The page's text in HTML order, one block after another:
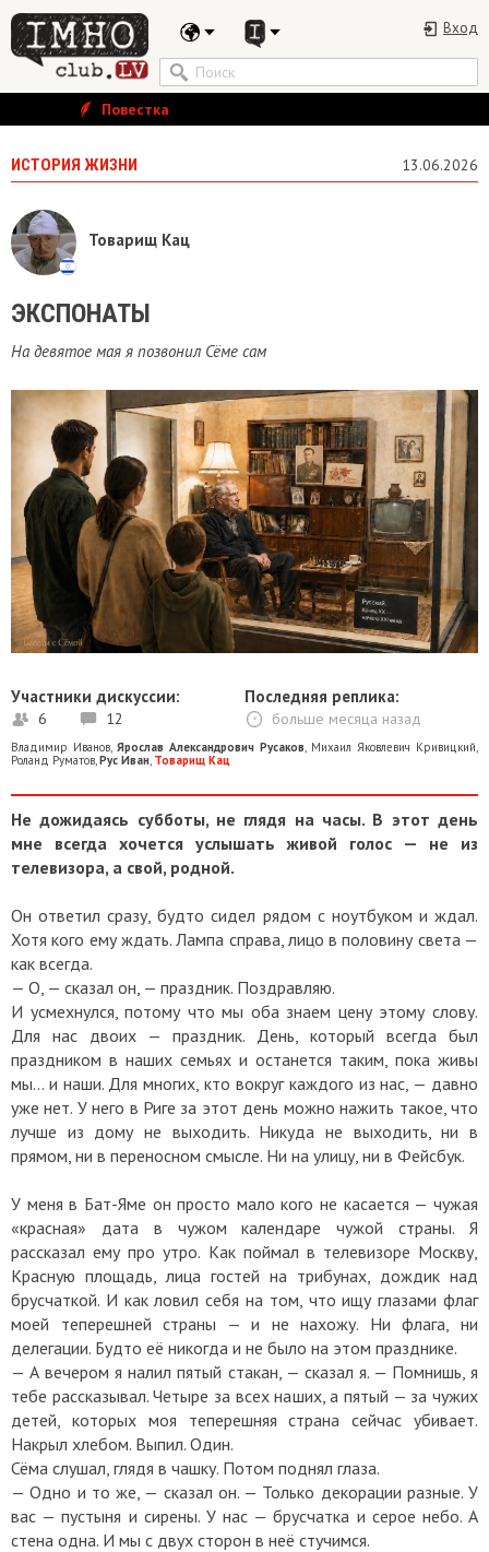
Вход
Повестка
ИСТОРИЯ ЖИЗНИ 13.06.2026
Товарищ Кац
ЭКСПОНАТЫ
На девятое мая я позвонил Сёме сам
Участники дискуссии:
6 12
Последняя реплика:
больше месяца назад
Владимир Иванов, Ярослав Александрович Русаков, Михаил Яковлевич Кривицкий,
Роланд Руматов,Рус Иван, Товарищ Кац
Не дожидаясь субботы, не глядя на часы. В этот день
мне всегда хочется услышать живой голос — не из
телевизора, а свой, родной.
Он ответил сразу, будто сидел рядом с ноутбуком и ждал.
Хотя кого ему ждать. Лампа справа, лицо в половину света —
как всегда.
— О, — сказал он, — праздник. Поздравляю.
И усмехнулся, потому что мы оба знаем цену этому слову.
Для нас двоих — праздник. День, который всегда был
праздником в наших семьях и останется таким, пока живы
мы… и наши. Для многих, кто вокруг каждого из нас, — давно
уже нет. У него в Риге за этот день можно нажить такое, что
лучше из дому не выходить. Никуда не выходить, ни в
прямом, ни в переносном смысле. Ни на улицу, ни в Фейсбук.
У меня в Бат-Яме он просто мало кого не касается — чужая
«красная» дата в чужом календаре чужой страны. Я
рассказал ему про утро. Как поймал в телевизоре Москву,
Красную площадь, лица гостей на трибунах, дождик над
брусчаткой. И как ловил себя на том, что ищу глазами флаг
моей теперешней страны — и не нахожу. Ни флага, ни
делегации. Будто её никогда и не было на этом празднике.
— А вечером я налил пятый стакан, — сказал я. — Помнишь, я
тебе рассказывал. Четыре за всех наших, а пятый — за чужих
детей, которых моя теперешняя страна сейчас убивает.
Накрыл хлебом. Выпил. Один.
Сёма слушал, глядя в чашку. Потом поднял глаза.
— Одно и то же, — сказал он. — Только декорации разные. У
вас — пустыня и сирены. У нас — брусчатка и серое небо. А
стена одна. И мы с двух сторон в неё стучимся.